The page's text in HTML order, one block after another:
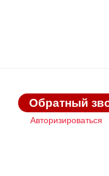
Обратный
Авторизироваться